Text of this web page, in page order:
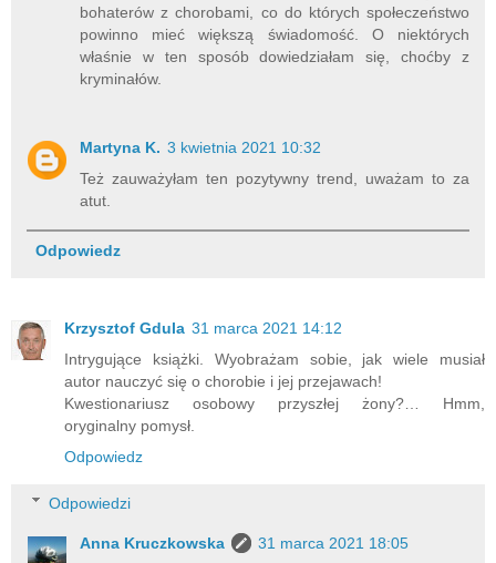
bohaterów z chorobami, co do których społeczeństwo
powinno mieć większą świadomość. O niektórych
właśnie w ten sposób dowiedziałam się, choćby z
kryminałów.
Martyna K. 3 kwietnia 2021 10:32
Też zauważyłam ten pozytywny trend, uważam to za
atut.
Odpowiedz
Krzysztof Gdula 31 marca 2021 14:12
Intrygujące książki. Wyobrażam sobie, jak wiele musiał
autor nauczyć się o chorobie i jej przejawach!
Kwestionariusz osobowy przyszłej żony?… Hmm,
oryginalny pomysł.
Odpowiedz
Odpowiedzi
Anna Kruczkowska
31 marca 2021 18:05